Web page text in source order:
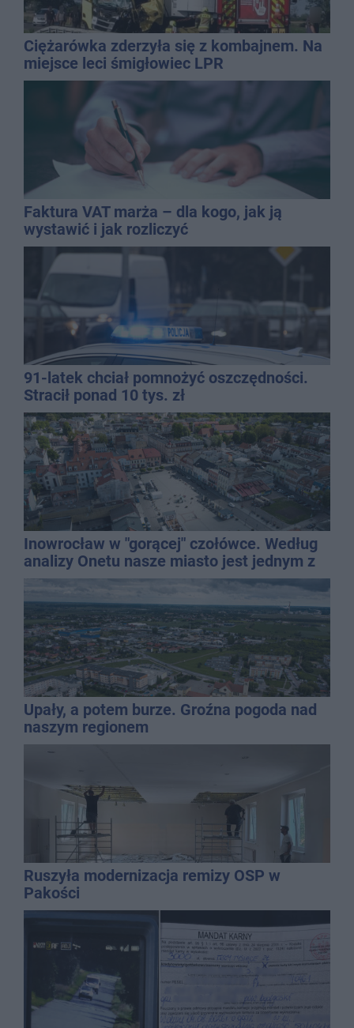
Ciężarówka zderzyła się z kombajnem. Na
miejsce leci śmigłowiec LPR
Faktura VAT marża – dla kogo, jak ją
wystawić i jak rozliczyć
91-latek chciał pomnożyć oszczędności.
Stracił ponad 10 tys. zł
Inowrocław w "gorącej" czołówce. Według
analizy Onetu nasze miasto jest jednym z
najbardziej narażonych na upały
Upały, a potem burze. Groźna pogoda nad
naszym regionem
Ruszyła modernizacja remizy OSP w
Pakości